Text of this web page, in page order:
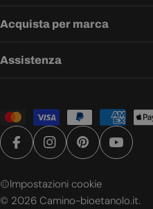
Acquista per marca
Assistenza
Metodi
di
pagamento
FacebookInstagramPinterestYouTube
© 2026 Camino-bioetanolo.it.
Impostazioni cookie